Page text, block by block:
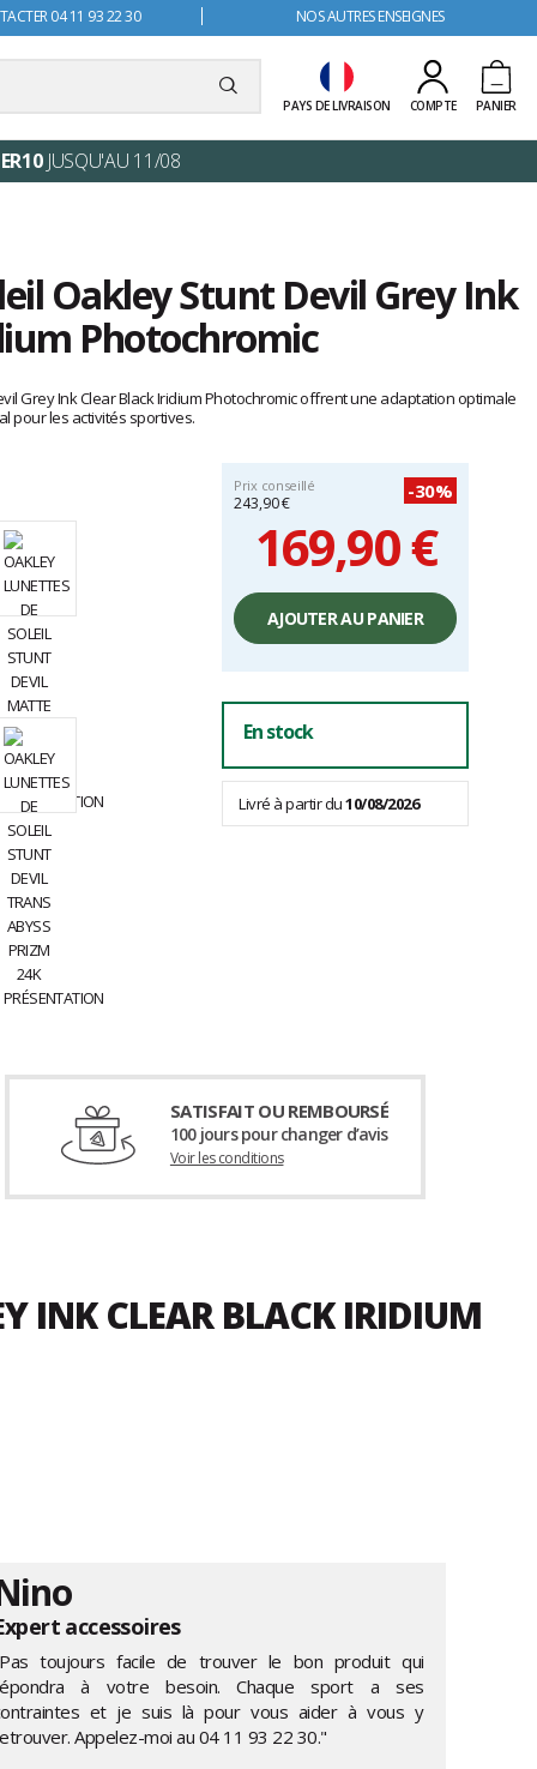
04 11 93 22 30 NOS AUTRES ENSEIGNES
PAYS DE LIVRAISON COMPTE PANIER
JUSQU'AU 11/08
Oakley Stunt Devil Grey Ink
Photochromic
Grey Ink Clear Black Iridium Photochromic offrent une adaptation optimale
pour les activités sportives.
Prix conseillé
243,90 €
-30%
169,90 €
Prix
unitaire,
hors
frais
AJOUTER AU PANIER
En stock
Livré à partir du10/08/2026
SATISFAIT OU REMBOURSÉ
100 jours pour changer d’avis
Voir les conditions
INK CLEAR BLACK IRIDIUM
accessoires
toujours facile de trouver le bon produit qui
à votre besoin. Chaque sport a ses
et je suis là pour vous aider à vous y
Appelez-moi au 04 11 93 22 30."